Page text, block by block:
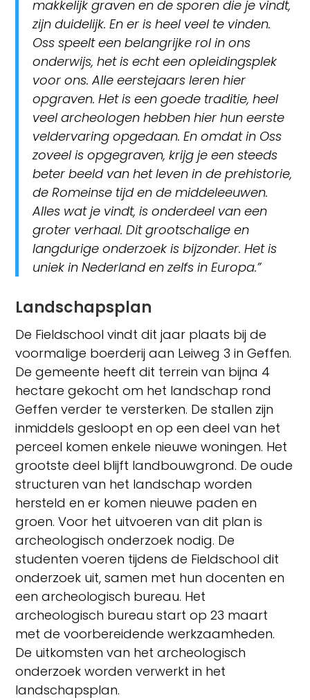
makkelijk graven en de sporen die je vindt,
zijn duidelijk. En er is heel veel te vinden.
Oss speelt een belangrijke rol in ons
onderwijs, het is echt een opleidingsplek
voor ons. Alle eerstejaars leren hier
opgraven. Het is een goede traditie, heel
veel archeologen hebben hier hun eerste
veldervaring opgedaan. En omdat in Oss
zoveel is opgegraven, krijg je een steeds
beter beeld van het leven in de prehistorie,
de Romeinse tijd en de middeleeuwen.
Alles wat je vindt, is onderdeel van een
groter verhaal. Dit grootschalige en
langdurige onderzoek is bijzonder. Het is
uniek in Nederland en zelfs in Europa.”
Landschapsplan
De Fieldschool vindt dit jaar plaats bij de
voormalige boerderij aan Leiweg 3 in Geffen.
De gemeente heeft dit terrein van bijna 4
hectare gekocht om het landschap rond
Geffen verder te versterken. De stallen zijn
inmiddels gesloopt en op een deel van het
perceel komen enkele nieuwe woningen. Het
grootste deel blijft landbouwgrond. De oude
structuren van het landschap worden
hersteld en er komen nieuwe paden en
groen. Voor het uitvoeren van dit plan is
archeologisch onderzoek nodig. De
studenten voeren tijdens de Fieldschool dit
onderzoek uit, samen met hun docenten en
een archeologisch bureau. Het
archeologisch bureau start op 23 maart
met de voorbereidende werkzaamheden.
De uitkomsten van het archeologisch
onderzoek worden verwerkt in het
landschapsplan.